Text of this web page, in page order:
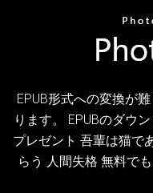
EPUB形式への変換が
ります。 EPUBのダウ
プレゼント 吾輩は猫で
らう 人間失格 無料で